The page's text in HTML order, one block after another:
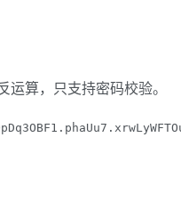
算，只支持密码校验。